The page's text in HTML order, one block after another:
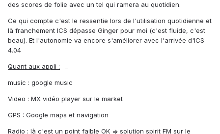
des scores de folie avec un tel qui ramera au quotidien.
Ce qui compte c'est le ressentie lors de l'utilisation quotidienne et
là franchement ICS dépasse Ginger pour moi (c'est fluide, c'est
beau). Et l'autonomie va encore s'améliorer avec l'arrivée d'ICS
4.04
Quant aux appli : -_-
music : google music
Video : MX vidéo player sur le market
GPS : Google maps et navigation
Radio : là c'est un point faible OK => solution spirit FM sur le